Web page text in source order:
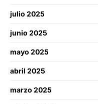
julio 2025
junio 2025
mayo 2025
abril 2025
marzo 2025